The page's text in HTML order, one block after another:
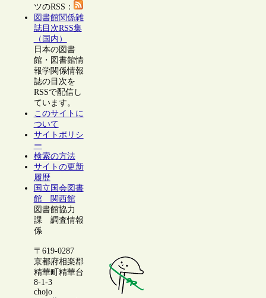
ツのRSS：
図書館関係雑
誌目次RSS集
（国内）
日本の図書
館・図書館情
報学関係情報
誌の目次を
RSSで配信し
ています。
このサイトに
ついて
サイトポリシ
ー
検索の方法
サイトの更新
履歴
国立国会図書
館 関西館
図書館協力
課 調査情報
係
〒619-0287
京都府相楽郡
精華町精華台
8-1-3
chojo